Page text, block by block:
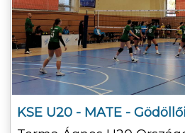
KSE U20 - MATE -